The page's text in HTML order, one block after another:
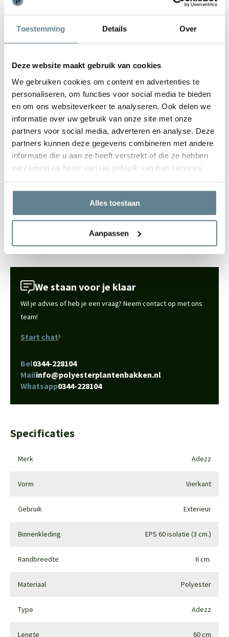
Toestemming Details Over
Deze website maakt gebruik van cookies
We gebruiken cookies om content en advertenties te
personaliseren, om functies voor social media te bieden
en om ons websiteverkeer te analyseren. Ook delen we
informatie over uw gebruik van onze site met onze
partners voor social media, adverteren en analyse. Deze
partners kunnen deze gegevens combineren met andere
informatie die u aan ze heeft verstrekt of die ze hebben
verzameld op basis van uw gebruik van hun services.
Alles toestaan
Aanpassen
De polyester plantenbakken hebben weinig onderhoud nodig. Zijn
met derecovery package
. Met deze set reinig je eenvoudig je
plantenbak en zorg je ervoor dat de plantenbak er na van loop van
eenCoating spray.
Luxe polyester plantenbakken ★★★★★
Adezz is een jong en dynamisch Nederlands merk. Je herkent de
plantenbakken aan de moderne, maar toch tijdloze uitstraling.
Doordat er tijdens het productieproces veel aandacht wordt
besteed aan alle processen, zijn de plantenbakken van Adezz
kwalitatief een stuk beter dan andere plantenbakken. Het materiaal
sterker. Dit alles wordt netjes en naadloos afgewerkt. Wist je dat
in de tuin hebben staan? Je vindt hier deAdezz klantenfoto's.
We staan voor je klaar
Wil je advies of heb je een vraag? Neem contact op met ons
team!
Start chat
Bel0344-228104
Mailinfo@polyesterplantenbakken.nl
Whatsapp0344-228104
Specificaties
Merk Adezz
Vorm Vierkant
Gebruik Exterieur
Binnenkleding EPS 60 isolatie (3 cm.)
Randbreedte 6 cm.
Materiaal Polyester
Type Adezz
Lengte 60 cm